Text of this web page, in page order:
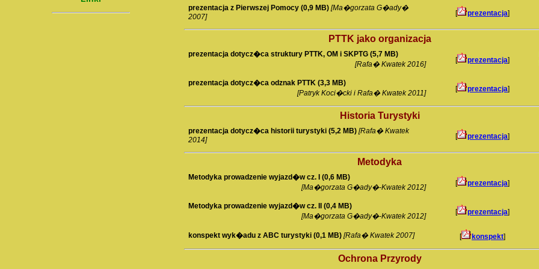
prezentacja z Pierwszej Pomocy (0,9 MB) [Ma�gorzata G�ady�
2007]
[ prezentacja]
PTTK jako organizacja
prezentacja dotycz�ca struktury PTTK, OM i SKPTG (5,7 MB)
[Rafa� Kwatek 2016]
[ prezentacja]
prezentacja dotycz�ca odznak PTTK (3,3 MB)
[Patryk Koci�cki i Rafa� Kwatek 2011]
[ prezentacja]
Historia Turystyki
prezentacja dotycz�ca historii turystyki (5,2 MB) [Rafa� Kwatek
2014]
[ prezentacja]
Metodyka
Metodyka prowadzenie wyjazd�w cz. I (0,6 MB)
[Ma�gorzata G�ady�-Kwatek 2012]
[ prezentacja]
Metodyka prowadzenie wyjazd�w cz. II (0,4 MB)
[Ma�gorzata G�ady�-Kwatek 2012]
[ prezentacja]
konspekt wyk�adu z ABC turystyki (0,1 MB) [Rafa� Kwatek 2007] [ konspekt]
Ochrona Przyrody